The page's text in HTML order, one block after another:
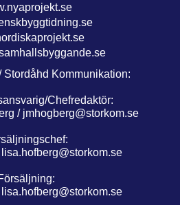
Stordåhd Kommunikation:
Chefredaktör:
/ jmhogberg@storkom.se
lisa.hofberg@storkom.se
lisa.hofberg@storkom.se